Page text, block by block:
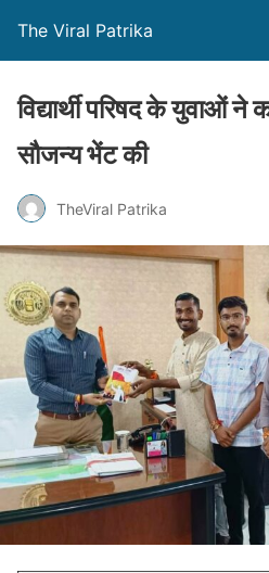
The Viral Patrika
विद्यार्थी परिषद के युवाओं
सौजन्य भेंट की
TheViral Patrika